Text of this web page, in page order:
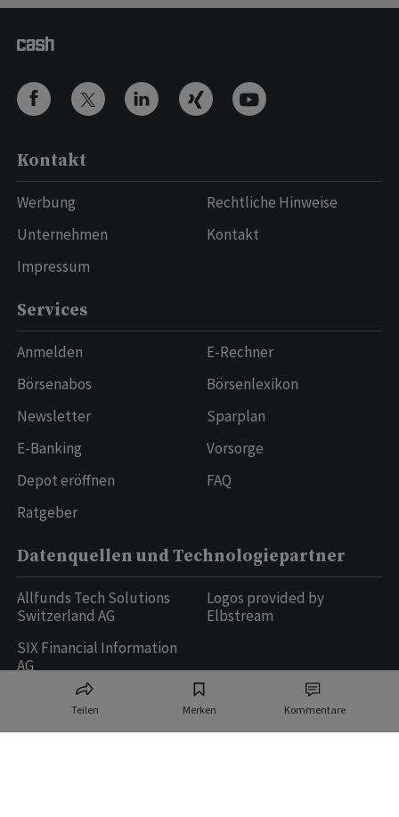
Teilen Merken Kommentare
Kontakt
Werbung
Unternehmen
Impressum
Rechtliche Hinweise
Kontakt
Services
Anmelden
Börsenabos
Newsletter
E-Banking
Depot eröffnen
Ratgeber
E-Rechner
Börsenlexikon
Sparplan
Vorsorge
FAQ
Datenquellen und Technologiepartner
Allfunds Tech Solutions
Switzerland AG
SIX Financial Information
AG
Logos provided by
Elbstream
Ringier AG | Ringier Medien Schweiz